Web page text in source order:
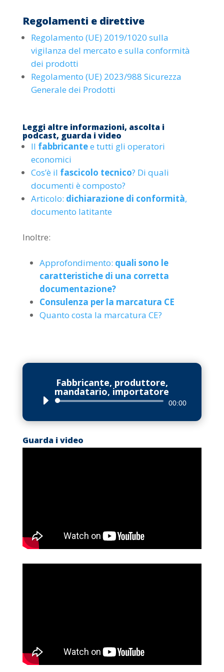
Regolamenti e direttive
Regolamento (UE) 2019/1020 sulla
vigilanza del mercato e sulla conformità
dei prodotti
Regolamento (UE) 2023/988 Sicurezza
Generale dei Prodotti
Leggi altre informazioni, ascolta i
podcast, guarda i video
Il fabbricantee tutti gli operatori
economici
Cos’è il fascicolo tecnico? Di quali
documenti è composto?
Articolo: dichiarazione di conformità,
documento latitante
Inoltre:
Approfondimento: quali sono le
caratteristiche di una corretta
documentazione?
Consulenza per la marcatura CE
Quanto costa la marcatura CE?
Fabbricante, produttore,
mandatario, importatore
Audio
00:00
Guarda i video